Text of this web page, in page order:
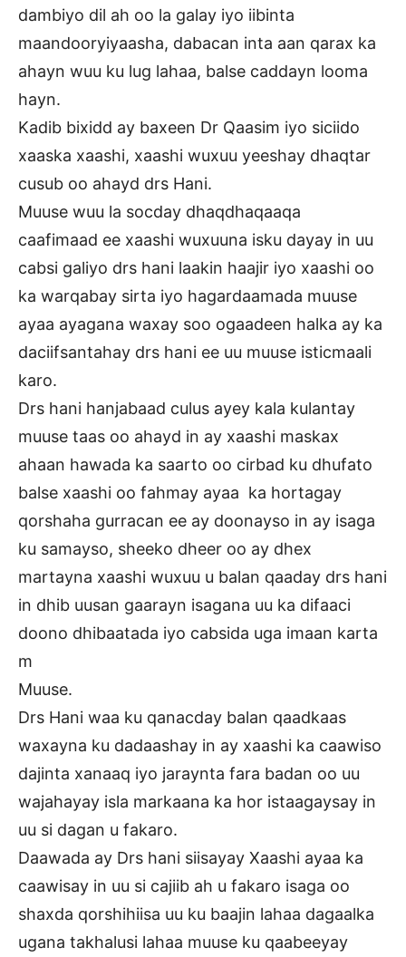
dambiyo dil ah oo la galay iyo iibinta
maandooryiyaasha, dabacan inta aan qarax ka
ahayn wuu ku lug lahaa, balse caddayn looma
hayn.
Kadib bixidd ay baxeen Dr Qaasim iyo siciido
xaaska xaashi, xaashi wuxuu yeeshay dhaqtar
cusub oo ahayd drs Hani.
Muuse wuu la socday dhaqdhaqaaqa
caafimaad ee xaashi wuxuuna isku dayay in uu
cabsi galiyo drs hani laakin haajir iyo xaashi oo
ka warqabay sirta iyo hagardaamada muuse
ayaa ayagana waxay soo ogaadeen halka ay ka
daciifsantahay drs hani ee uu muuse isticmaali
karo.
Drs hani hanjabaad culus ayey kala kulantay
muuse taas oo ahayd in ay xaashi maskax
ahaan hawada ka saarto oo cirbad ku dhufato
balse xaashi oo fahmay ayaa ka hortagay
qorshaha gurracan ee ay doonayso in ay isaga
ku samayso, sheeko dheer oo ay dhex
martayna xaashi wuxuu u balan qaaday drs hani
in dhib uusan gaarayn isagana uu ka difaaci
doono dhibaatada iyo cabsida uga imaan karta
m
Muuse.
Drs Hani waa ku qanacday balan qaadkaas
waxayna ku dadaashay in ay xaashi ka caawiso
dajinta xanaaq iyo jaraynta fara badan oo uu
wajahayay isla markaana ka hor istaagaysay in
uu si dagan u fakaro.
Daawada ay Drs hani siisayay Xaashi ayaa ka
caawisay in uu si cajiib ah u fakaro isaga oo
shaxda qorshihiisa uu ku baajin lahaa dagaalka
ugana takhalusi lahaa muuse ku qaabeeyay